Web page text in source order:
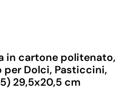
in cartone politenato,
Dolci, Pasticcini,
29,5x20,5 cm